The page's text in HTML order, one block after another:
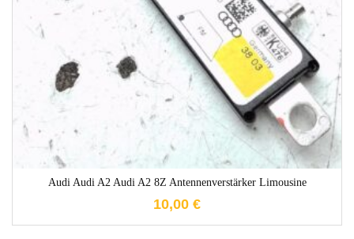
Audi Audi A2 Audi A2 8Z Antennenverstärker Limousine
10,00 €
1-3 Werktage